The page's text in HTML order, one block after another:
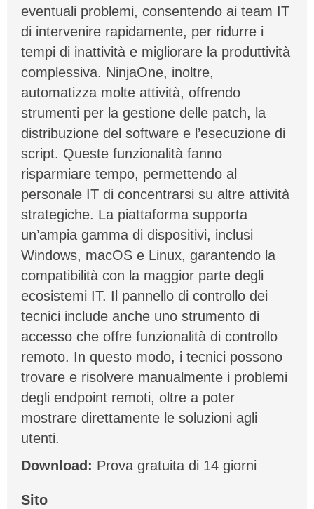
eventuali problemi, consentendo ai team IT
di intervenire rapidamente, per ridurre i
tempi di inattività e migliorare la produttività
complessiva. NinjaOne, inoltre,
automatizza molte attività, offrendo
strumenti per la gestione delle patch, la
distribuzione del software e l’esecuzione di
script. Queste funzionalità fanno
risparmiare tempo, permettendo al
personale IT di concentrarsi su altre attività
strategiche. La piattaforma supporta
un’ampia gamma di dispositivi, inclusi
Windows, macOS e Linux, garantendo la
compatibilità con la maggior parte degli
ecosistemi IT. Il pannello di controllo dei
tecnici include anche uno strumento di
accesso che offre funzionalità di controllo
remoto. In questo modo, i tecnici possono
trovare e risolvere manualmente i problemi
degli endpoint remoti, oltre a poter
mostrare direttamente le soluzioni agli
utenti.
Download: Prova gratuita di 14 giorni
Sito